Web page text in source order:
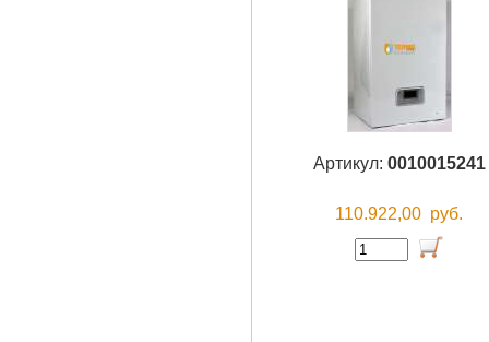
Артикул: 0010015241
110.922,00 руб.